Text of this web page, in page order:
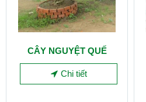
CÂY NGUYỆT QUẾ
Chi tiết